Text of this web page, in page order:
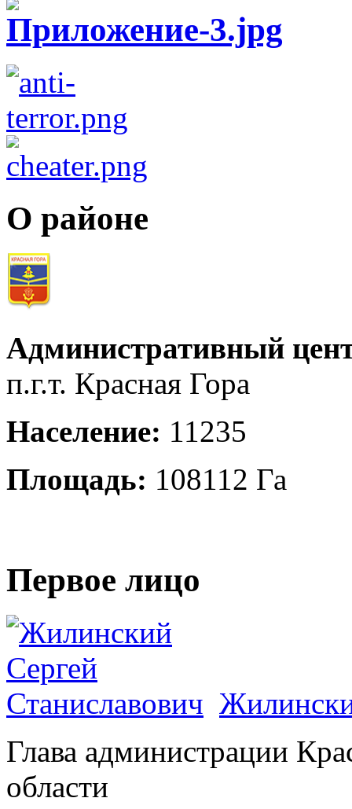
О районе
Административный
п.г.т. Красная Гора
Население: 11235
Площадь: 108112 Га
Первое лицо
Глава администрации
области